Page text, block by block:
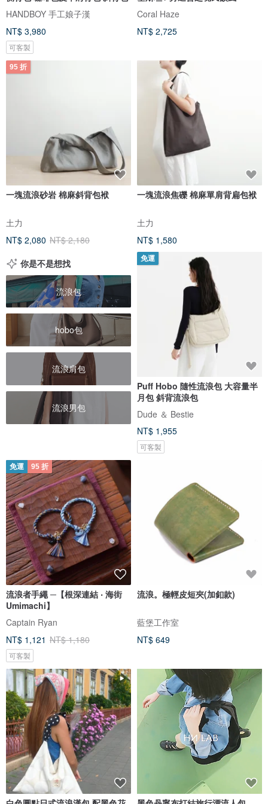
HANDBOY 手工娘子漢
NT$ 3,980
可客製
Coral Haze
NT$ 2,725
95 折
一塊流浪砂岩 棉麻斜背包袱
土力
NT$ 2,080 NT$ 2,180
一塊流浪焦礫 棉麻單肩背扁包袱
土力
NT$ 1,580
你是不是想找
流浪包
hobo包
流浪肩包
流浪男包
免運
Puff Hobo 隨性流浪包 大容量半
月包 斜背流浪包
Dude ＆ Bestie
NT$ 1,955
可客製
免運 95 折
流浪者手繩 ─【根深連結 ‧ 海街
Umimachi】
Captain Ryan
NT$ 1,121 NT$ 1,180
可客製
流浪。極輕皮短夾(加釦款)
藍堡工作室
NT$ 649